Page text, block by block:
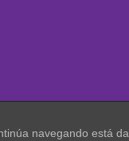
navegando está